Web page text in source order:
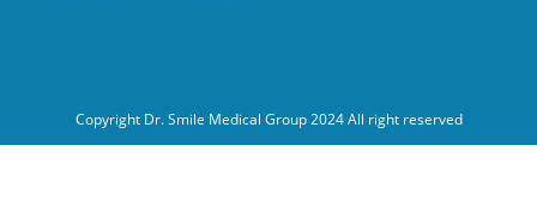
Copyright Dr. Smile Medical Group 2024 All right reserved